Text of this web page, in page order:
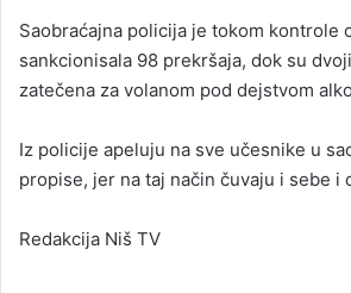
Saobraćajna policija je tokom kontrole
sankcionisala 98 prekršaja, dok su
zatečena za volanom pod dejstvom
Iz policije apeluju na sve učesnike u
propise, jer na taj način čuvaju i sebe i
Redakcija Niš TV